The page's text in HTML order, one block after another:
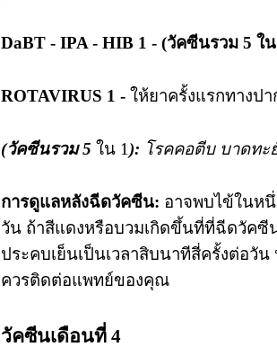
DaBT - IPA - HIB 1 - (วัคซีนรวม 5 ใน
ROTAVIRUS 1 - ให้ยาครั้งแรกทางปา
(วัคซีนรวม 5 ใน 1 ): โรคคอตีบ บาดทะ
การดูแลหลังฉีดวัคซีน: อาจพบไข้ในหนึ่
วัน ถ้าสีแดงหรือบวมเกิดขึ้นที่ที่ฉีดวัคซี
ประคบเย็นเป็นเวลาสิบนาทีสี่ครั้งต่อวั
ควรติดต่อแพทย์ของคุณ
วัคซีนเดือนที่ 4